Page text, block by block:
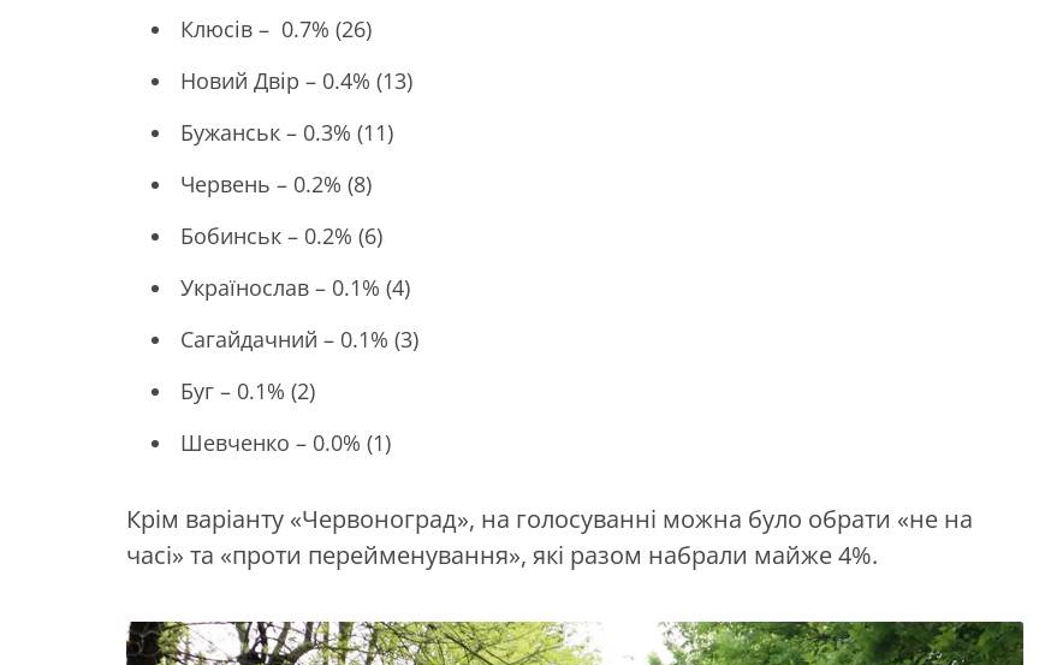
Клюсів – 0.7% (26)
Новий Двір – 0.4% (13)
Бужанськ – 0.3% (11)
Червень – 0.2% (8)
Бобинськ – 0.2% (6)
Українослав – 0.1% (4)
Сагайдачний – 0.1% (3)
Буг – 0.1% (2)
Шевченко – 0.0% (1)
Крім варіанту «Червоноград», на голосуванні можна було обрати «не на
часі» та «проти перейменування», які разом набрали майже 4%.